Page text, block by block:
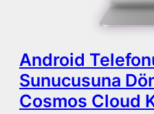
Android
Sunucusuna
Cosmos Cloud